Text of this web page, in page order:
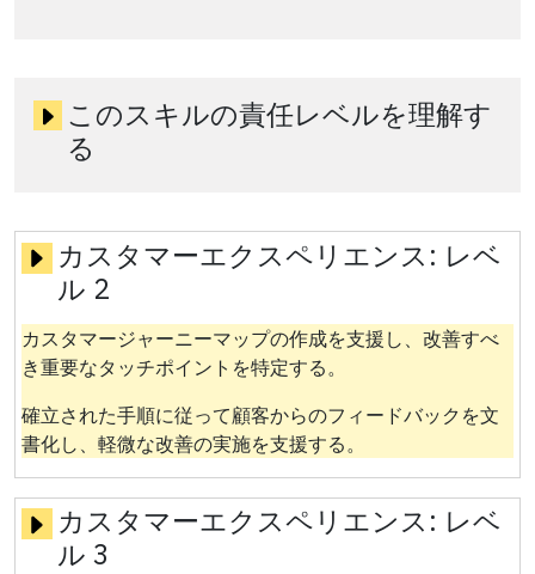
このスキルの責任レベルを理解す
る
カスタマーエクスペリエンス: レベ
ル 2
カスタマージャーニーマップの作成を支援し、改善すべ
き重要なタッチポイントを特定する。
確立された手順に従って顧客からのフィードバックを文
書化し、軽微な改善の実施を支援する。
カスタマーエクスペリエンス: レベ
ル 3